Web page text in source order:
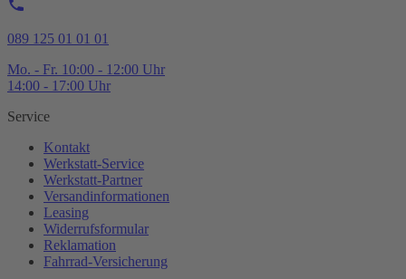
089 125 01 01 01
Mo. - Fr. 10:00 - 12:00 Uhr
14:00 - 17:00 Uhr
Service
Kontakt
Werkstatt-Service
Werkstatt-Partner
Versandinformationen
Leasing
Widerrufsformular
Reklamation
Fahrrad-Versicherung